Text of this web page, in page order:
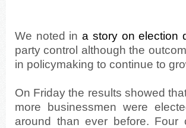
We noted ina story on election
party control although the
in policymaking to continue to
On Friday the results showed
more businessmen were
around than ever before. Four